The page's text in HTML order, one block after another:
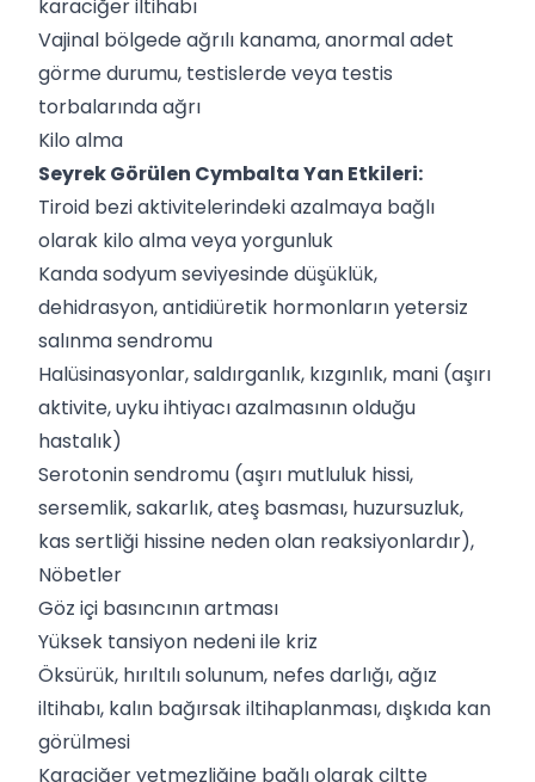
karaciğer iltihabı
Vajinal bölgede ağrılı kanama, anormal adet
görme durumu, testislerde veya testis
torbalarında ağrı
Kilo alma
Seyrek Görülen Cymbalta Yan Etkileri:
Tiroid bezi aktivitelerindeki azalmaya bağlı
olarak kilo alma veya yorgunluk
Kanda sodyum seviyesinde düşüklük,
dehidrasyon, antidiüretik hormonların yetersiz
salınma sendromu
Halüsinasyonlar, saldırganlık, kızgınlık, mani (aşırı
aktivite, uyku ihtiyacı azalmasının olduğu
hastalık)
Serotonin sendromu (aşırı mutluluk hissi,
sersemlik, sakarlık, ateş basması, huzursuzluk,
kas sertliği hissine neden olan reaksiyonlardır),
Nöbetler
Göz içi basıncının artması
Yüksek tansiyon nedeni ile kriz
Öksürük, hırıltılı solunum, nefes darlığı, ağız
iltihabı, kalın bağırsak iltihaplanması, dışkıda kan
görülmesi
Karaciğer yetmezliğine bağlı olarak ciltte